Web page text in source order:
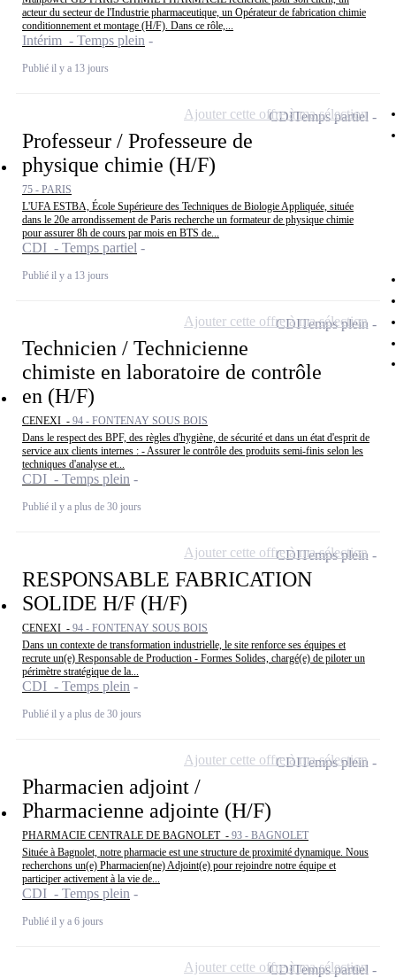
acteur du secteur de l'Industrie pharmaceutique, un Opérateur de fabrication chimie
conditionnement et montage (H/F). Dans ce rôle,...
Intérim - Temps plein
Publié il y a 13 jours
Professeur / Professeure de
physique chimie (H/F)
75 - PARIS
L'UFA ESTBA, École Supérieure des Techniques de Biologie Appliquée, située
dans le 20e arrondissement de Paris recherche un formateur de physique chimie
pour assurer 8h de cours par mois en BTS de...
CDI - Temps partiel
Publié il y a 13 jours
CDITemps partiel
Ajouter cette offre à ma sélection
Technicien / Technicienne
chimiste en laboratoire de contrôle
en (H/F)
CENEXI - 94 - FONTENAY SOUS BOIS
Dans le respect des BPF, des règles d'hygiène, de sécurité et dans un état d'esprit de
service aux clients internes : - Assurer le contrôle des produits semi-finis selon les
techniques d'analyse et...
CDI - Temps plein
Publié il y a plus de 30 jours
CDITemps plein
Ajouter cette offre à ma sélection
RESPONSABLE FABRICATION
SOLIDE H/F (H/F)
CENEXI - 94 - FONTENAY SOUS BOIS
Dans un contexte de transformation industrielle, le site renforce ses équipes et
recrute un(e) Responsable de Production - Formes Solides, chargé(e) de piloter un
périmètre stratégique de la...
CDI - Temps plein
Publié il y a plus de 30 jours
CDITemps plein
Ajouter cette offre à ma sélection
Pharmacien adjoint /
Pharmacienne adjointe (H/F)
PHARMACIE CENTRALE DE BAGNOLET - 93 - BAGNOLET
Située à Bagnolet, notre pharmacie est une structure de proximité dynamique. Nous
recherchons un(e) Pharmacien(ne) Adjoint(e) pour rejoindre notre équipe et
participer activement à la vie de...
CDI - Temps plein
Publié il y a 6 jours
CDITemps plein
Ajouter cette offre à ma sélection
CDITemps partiel
Ajouter cette offre à ma sélection